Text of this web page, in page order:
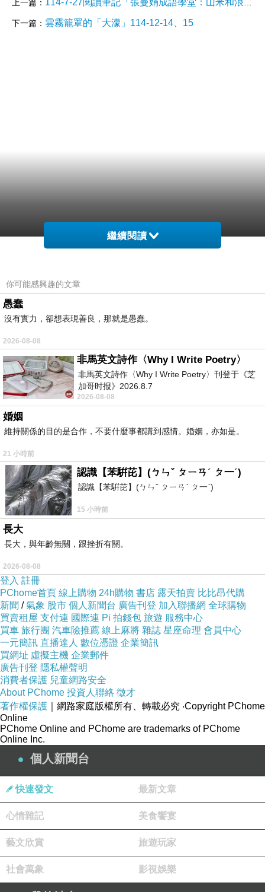
上一篇： 114-7-27閱讀筆記「張曼娟成語學堂：山米和浪花的夏天」
下一篇： 雲霧籠罩的「大濛」114-12-14、15
繼續閱讀
你可能感興趣的文章
愚蠢
沒有實力，卻想表現善良，那就是愚蠢。
2026-08-08
非馬英文詩作〈Why I Write Poetry〉
非馬英文詩作〈Why I Write Poetry〉刊登于《芝
加哥时报》2026.8.7
2026-08-08
婚姻
維持關係的目的是合作，不要什麼事都講到感情。婚姻，亦如是。
21 小時前
認識【苯騈芘】(ㄅㄣˇ ㄆㄧㄢˊ ㄆ一ˊ)
認識【苯騈芘】(ㄅㄣˇ ㄆㄧㄢˊ ㄆ一ˊ)
15 小時前
長大
長大，與年齡無關，跟挫折有關。
2026-08-08
登入 註冊
PChome首頁 線上購物 24h購物 書店 露天拍賣 比比昂代購
新聞 /氣象 股市 個人新聞台 廣告刊登 加入聯播網 全球購物
買賣租屋 支付連 國際連 Pi 拍錢包 旅遊 服務中心
買車 旅行團 汽車險推薦 線上麻將 雜誌 星座命理 會員中心
一元簡訊 直播達人 數位憑證 企業簡訊
買網址 虛擬主機 企業郵件
廣告刊登 隱私權聲明
消費者保護 兒童網路安全
About PChome 投資人聯絡 徵才
著作權保護 ｜網路家庭版權所有、轉載必究 ‧Copyright PChome
Online
PChome Online and PChome are trademarks of PChome
Online Inc.
個人新聞台
快速發文 最新文章
心情雜記 美食饗宴
藝文欣賞 旅遊玩家
社會萬象 影視娛樂